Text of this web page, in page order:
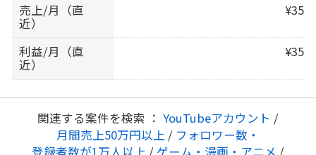
売上/月（直
近）
¥35
利益/月（直
近）
¥35
関連する案件を検索 ： YouTubeアカウント /
月間売上50万円以上 / フォロワー数・